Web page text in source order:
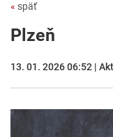
« späť
Plzeň
13. 01. 2026 06:52 |